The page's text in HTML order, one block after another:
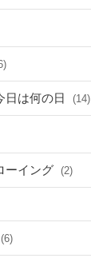
日は何の日 (14)
ーイング (2)
(6)